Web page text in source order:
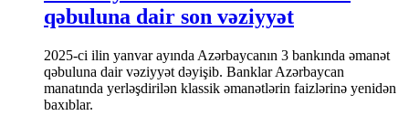
qəbuluna dair son vəziyyət
2025-ci ilin yanvar ayında Azərbaycanın 3 bankında əmanət
qəbuluna dair vəziyyət dəyişib. Banklar Azərbaycan
manatında yerləşdirilən klassik əmanətlərin faizlərinə yenidən
baxıblar.